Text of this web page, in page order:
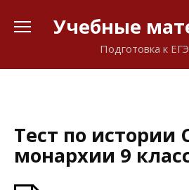
Учебные
Подготовка к
Тест по истории
монархии 9